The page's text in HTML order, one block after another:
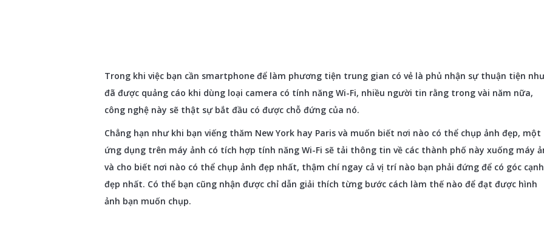
Trong khi việc bạn cần smartphone để làm phương tiện trung gian có vẻ là phủ nhận sự thuận tiện
đã được quảng cáo khi dùng loại camera có tính năng Wi-Fi, nhiều người tin rằng trong vài năm nữa,
công nghệ này sẽ thật sự bắt đầu có được chỗ đứng của nó.
Chẳng hạn như khi bạn viếng thăm New York hay Paris và muốn biết nơi nào có thể chụp ảnh đẹp, một
ứng dụng trên máy ảnh có tích hợp tính năng Wi-Fi sẽ tải thông tin về các thành phố này xuống máy
và cho biết nơi nào có thể chụp ảnh đẹp nhất, thậm chí ngay cả vị trí nào bạn phải đứng để có góc cạnh
đẹp nhất. Có thể bạn cũng nhận được chỉ dẫn giải thích từng bước cách làm thế nào để đạt được hình
ảnh bạn muốn chụp.